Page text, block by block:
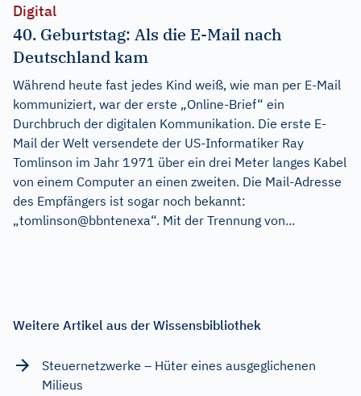
Digital
40. Geburtstag: Als die E-Mail nach
Deutschland kam
Während heute fast jedes Kind weiß, wie man per E-Mail
kommuniziert, war der erste „Online-Brief“ ein
Durchbruch der digitalen Kommunikation. Die erste E-
Mail der Welt versendete der US-Informatiker Ray
Tomlinson im Jahr 1971 über ein drei Meter langes Kabel
von einem Computer an einen zweiten. Die Mail-Adresse
des Empfängers ist sogar noch bekannt:
„tomlinson@bbntenexa“. Mit der Trennung von...
Weitere Artikel aus der Wissensbibliothek
Steuernetzwerke – Hüter eines ausgeglichenen
Milieus